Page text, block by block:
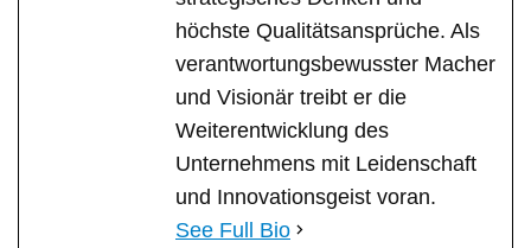
höchste Qualitätsansprüche. Als
verantwortungsbewusster Macher
und Visionär treibt er die
Weiterentwicklung des
Unternehmens mit Leidenschaft
und Innovationsgeist voran.
See Full Bio